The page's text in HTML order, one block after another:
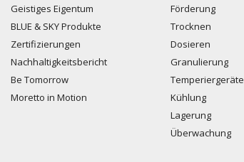
Geistiges Eigentum
BLUE & SKY Produkte
Zertifizierungen
Nachhaltigkeitsbericht
Be Tomorrow
Moretto in Motion
Förderung
Trocknen
Dosieren
Granulierung
Temperiergeräte
Kühlung
Lagerung
Überwachung